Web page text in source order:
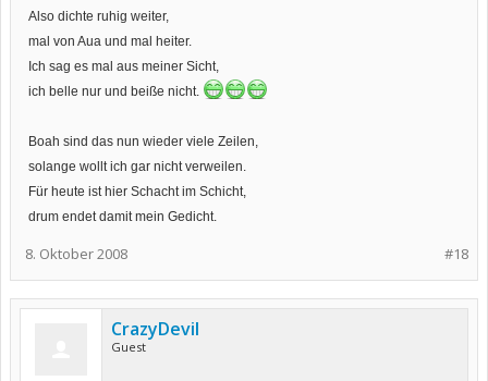
Also dichte ruhig weiter,
mal von Aua und mal heiter.
Ich sag es mal aus meiner Sicht,
ich belle nur und beiße nicht.
Boah sind das nun wieder viele Zeilen,
solange wollt ich gar nicht verweilen.
Für heute ist hier Schacht im Schicht,
drum endet damit mein Gedicht.
#18
8. Oktober 2008
CrazyDevil
Guest